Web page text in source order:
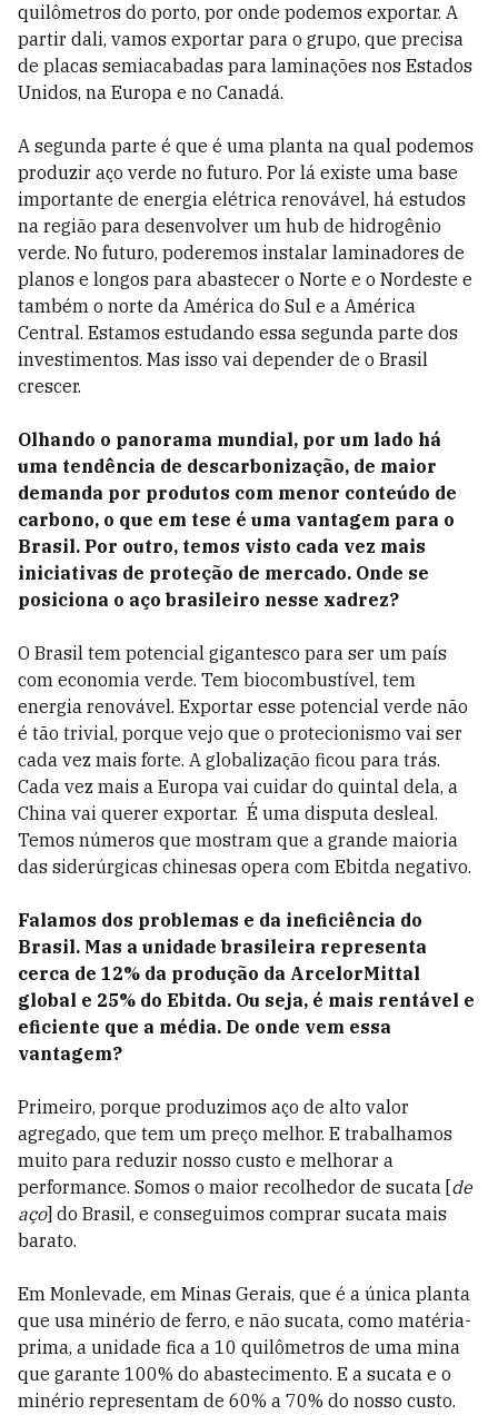
quilômetros do porto, por onde podemos exportar. A
partir dali, vamos exportar para o grupo, que precisa
de placas semiacabadas para laminações nos Estados
Unidos, na Europa e no Canadá.
A segunda parte é que é uma planta na qual podemos
produzir aço verde no futuro. Por lá existe uma base
importante de energia elétrica renovável, há estudos
na região para desenvolver um hub de hidrogênio
verde. No futuro, poderemos instalar laminadores de
planos e longos para abastecer o Norte e o Nordeste e
também o norte da América do Sul e a América
Central. Estamos estudando essa segunda parte dos
investimentos. Mas isso vai depender de o Brasil
crescer.
Olhando o panorama mundial, por um lado há
uma tendência de descarbonização, de maior
demanda por produtos com menor conteúdo de
carbono, o que em tese é uma vantagem para o
Brasil. Por outro, temos visto cada vez mais
iniciativas de proteção de mercado. Onde se
posiciona o aço brasileiro nesse xadrez?
O Brasil tem potencial gigantesco para ser um país
com economia verde. Tem biocombustível, tem
energia renovável. Exportar esse potencial verde não
é tão trivial, porque vejo que o protecionismo vai ser
cada vez mais forte. A globalização ficou para trás.
Cada vez mais a Europa vai cuidar do quintal dela, a
China vai querer exportar. É uma disputa desleal.
Temos números que mostram que a grande maioria
das siderúrgicas chinesas opera com Ebitda negativo.
Falamos dos problemas e da ineficiência do
Brasil. Mas a unidade brasileira representa
cerca de 12% da produção da ArcelorMittal
global e 25% do Ebitda. Ou seja, é mais rentável e
eficiente que a média. De onde vem essa
vantagem?
Primeiro, porque produzimos aço de alto valor
agregado, que tem um preço melhor. E trabalhamos
muito para reduzir nosso custo e melhorar a
performance. Somos o maior recolhedor de sucata [de
aço] do Brasil, e conseguimos comprar sucata mais
barato.
Em Monlevade, em Minas Gerais, que é a única planta
que usa minério de ferro, e não sucata, como matéria-
prima, a unidade fica a 10 quilômetros de uma mina
que garante 100% do abastecimento. E a sucata e o
minério representam de 60% a 70% do nosso custo.